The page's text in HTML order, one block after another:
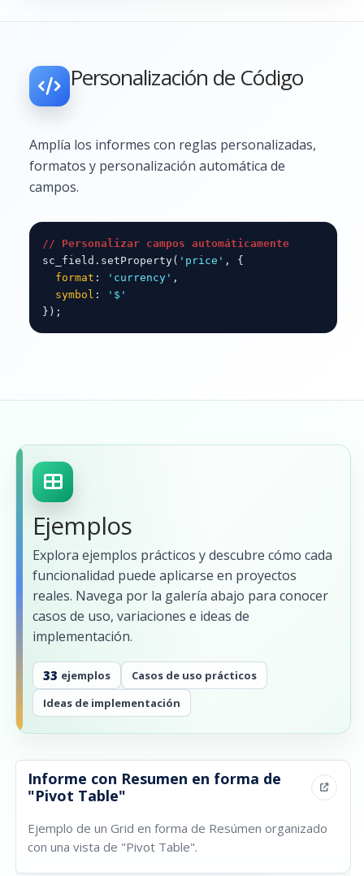
Personalización de Código
Amplía los informes con reglas personalizadas,
formatos y personalización automática de
campos.
// Personalizar campos automáticamente
sc_field.setProperty( 'price' , {
format : 'currency' ,
symbol :
'$'
});
Ejemplos
Explora ejemplos prácticos y descubre cómo cada
funcionalidad puede aplicarse en proyectos
reales. Navega por la galería abajo para conocer
casos de uso, variaciones e ideas de
implementación.
33 ejemplos
Casos de uso prácticos
Ideas de implementación
Informe con Resumen en forma de
"Pivot Table"
Ejemplo de un Grid en forma de Resúmen organizado
con una vista de "Pivot Table".